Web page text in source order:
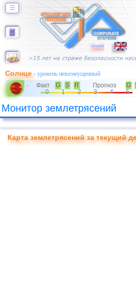
☰
Солнце- уровень невозмущенный
- Факт G S R Прогноз G
0
1 2 3 4 5
Монитор землетрясений
Карта землетрясений за текущий